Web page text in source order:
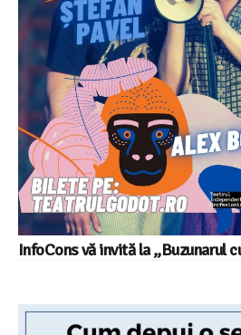
InfoCons vă invită la ,,Buzunarul